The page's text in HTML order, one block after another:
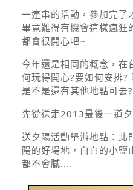
一連串的活動，參加完了
畢竟難得有機會這樣瘋
都會很開心吧~
今年還是相同的概念，在
何玩得開心?要如何安排
是不是還有其他地點可去?
先從送走2013最後一道
送夕陽活動舉辦地點： 北
陽的好場地，白白的小鹽
都不會膩....